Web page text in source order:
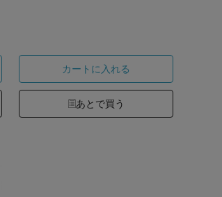
カートに入れる
あとで買う